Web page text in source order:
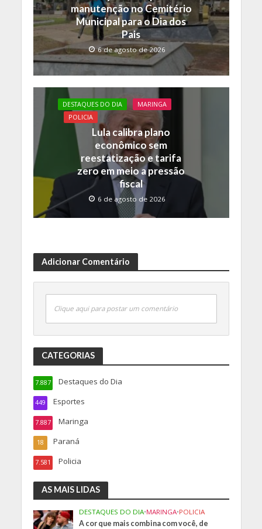
manutenção no Cemitério
Municipal para o Dia dos
Pais
6 de agosto de 2026
DESTAQUES DO DIA
MARINGA
POLICIA
Lula calibra plano
econômico sem
reestatização e tarifa
zero em meio a pressão
fiscal
6 de agosto de 2026
Adicionar Comentário
Clique aqui para postar um comentário
CATEGORIAS
Destaques do Dia
7.887
Esportes
449
Maringa
7.887
Paraná
18
Policia
7.581
AS MAIS LIDAS
DESTAQUES DO DIA•MARINGA•POLICIA
A cor que mais combina com você, de